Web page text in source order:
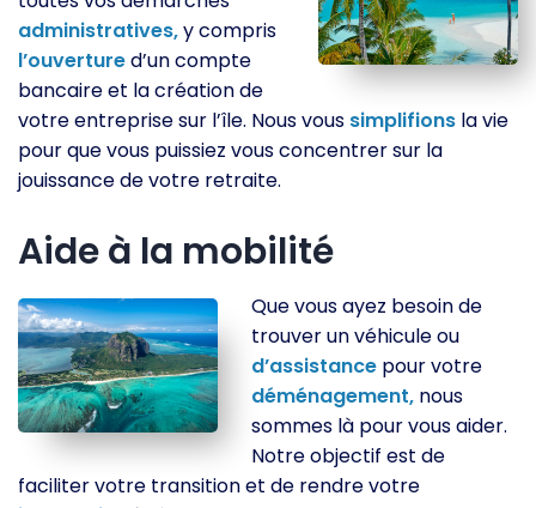
administratives,y compris
l’ouvertured’un compte
bancaire et la création de
votre entreprise sur l’île. Nous vous simplifions la vie
pour que vous puissiez vous concentrer sur la
jouissance de votre retraite.
Aide à la mobilité
Que vous ayez besoin de
trouver un véhicule ou
d’assistance pour votre
déménagement, nous
sommes là pour vous aider.
Notre objectif est de
faciliter votre transition et de rendre votre